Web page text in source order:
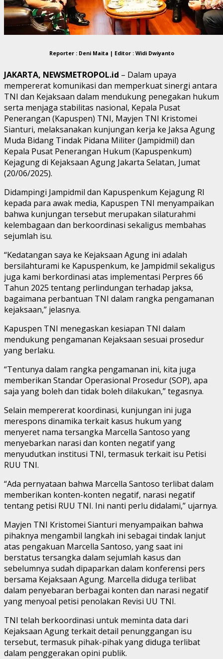
Reporter : Deni Maita | Editor : Widi Dwiyanto
JAKARTA, NEWSMETROPOL.id – Dalam upaya
mempererat komunikasi dan memperkuat sinergi antara
TNI dan Kejaksaan dalam mendukung penegakan hukum
serta menjaga stabilitas nasional, Kepala Pusat
Penerangan (Kapuspen) TNI, Mayjen TNI Kristomei
Sianturi, melaksanakan kunjungan kerja ke Jaksa Agung
Muda Bidang Tindak Pidana Militer (Jampidmil) dan
Kepala Pusat Penerangan Hukum (Kapuspenkum)
Kejagung di Kejaksaan Agung Jakarta Selatan, Jumat
(20/06/2025).
Didampingi Jampidmil dan Kapuspenkum Kejagung RI
kepada para awak media, Kapuspen TNI menyampaikan
bahwa kunjungan tersebut merupakan silaturahmi
kelembagaan dan berkoordinasi sekaligus membahas
sejumlah isu.
“Kedatangan saya ke Kejaksaan Agung ini adalah
bersilahturami ke Kapuspenkum, ke Jampidmil sekaligus
juga kami berkordinasi atas implementasi Perpres 66
Tahun 2025 tentang perlindungan terhadap jaksa,
bagaimana perbantuan TNI dalam rangka pengamanan
kejaksaan,” jelasnya.
Kapuspen TNI menegaskan kesiapan TNI dalam
mendukung pengamanan Kejaksaan sesuai prosedur
yang berlaku.
“Tentunya dalam rangka pengamanan ini, kita juga
memberikan Standar Operasional Prosedur (SOP), apa
saja yang boleh dan tidak boleh dilakukan,” tegasnya.
Selain mempererat koordinasi, kunjungan ini juga
merespons dinamika terkait kasus hukum yang
menyeret nama tersangka Marcella Santoso yang
menyebarkan narasi dan konten negatif yang
menyudutkan institusi TNI, termasuk terkait isu Petisi
RUU TNI.
“Ada pernyataan bahwa Marcella Santoso terlibat dalam
memberikan konten-konten negatif, narasi negatif
tentang petisi RUU TNI. Ini nanti perlu didalami,” ujarnya.
Mayjen TNI Kristomei Sianturi menyampaikan bahwa
pihaknya mengambil langkah ini sebagai tindak lanjut
atas pengakuan Marcella Santoso, yang saat ini
berstatus tersangka dalam sejumlah kasus dan
sebelumnya sudah dipaparkan dalam konferensi pers
bersama Kejaksaan Agung. Marcella diduga terlibat
dalam penyebaran berbagai konten dan narasi negatif
yang menyoal petisi penolakan Revisi UU TNI.
TNI telah berkoordinasi untuk meminta data dari
Kejaksaan Agung terkait detail penunggangan isu
tersebut, termasuk pihak-pihak yang diduga terlibat
dalam penggerakan opini publik.